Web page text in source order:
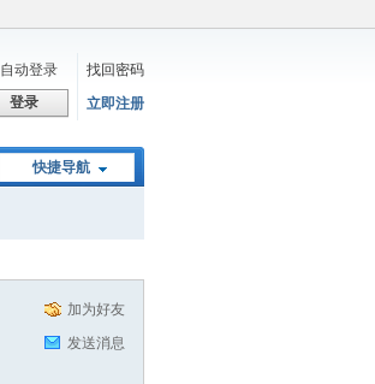
自动登录
找回密码
登录 立即注册
快捷导航
加为好友
发送消息